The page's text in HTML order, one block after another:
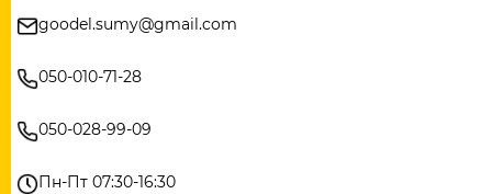
goodel.sumy@gmail.com
050-010-71-28
050-028-99-09
Пн-Пт 07:30-16:30